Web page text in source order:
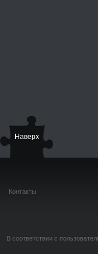
Наверх
Контакты
В соответствии с